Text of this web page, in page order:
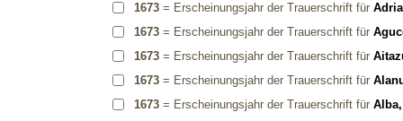
1673= Erscheinungsjahr der Trauerschrift für
1673= Erscheinungsjahr der Trauerschrift für
1673= Erscheinungsjahr der Trauerschrift für
1673= Erscheinungsjahr der Trauerschrift für
1673= Erscheinungsjahr der Trauerschrift für